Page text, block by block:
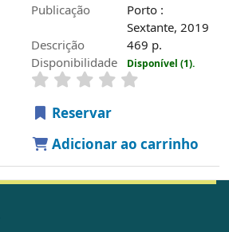
Publicação
Porto :
Sextante, 2019
Descrição
469 p.
Disponibilidade
Disponível (1).
Reservar
Adicionar ao carrinho